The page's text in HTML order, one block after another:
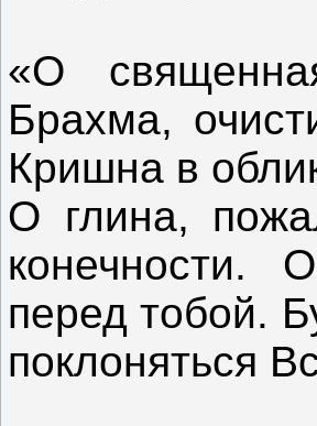
«О
Брахма,
Кришна в
О глина,
конечности.
перед тобой.
поклоняться